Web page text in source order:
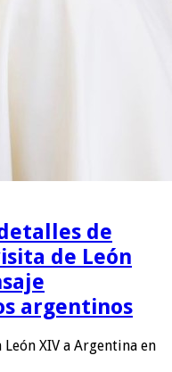
de
de León
argentinos
XIV a Argentina en